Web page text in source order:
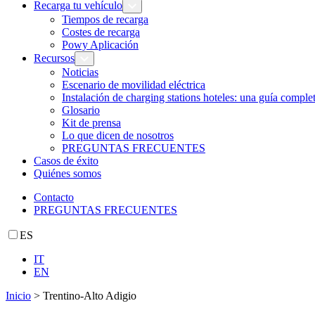
Recarga tu vehículo
Tiempos de recarga
Costes de recarga
Powy Aplicación
Recursos
Noticias
Escenario de movilidad eléctrica
Instalación de charging stations hoteles: una guía
Glosario
Kit de prensa
Lo que dicen de nosotros
PREGUNTAS FRECUENTES
Casos de éxito
Quiénes somos
Contacto
PREGUNTAS FRECUENTES
ES
IT
EN
Inicio > Trentino-Alto Adigio